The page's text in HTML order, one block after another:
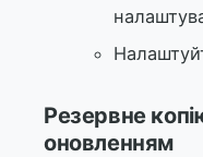
Резервне
оновленням